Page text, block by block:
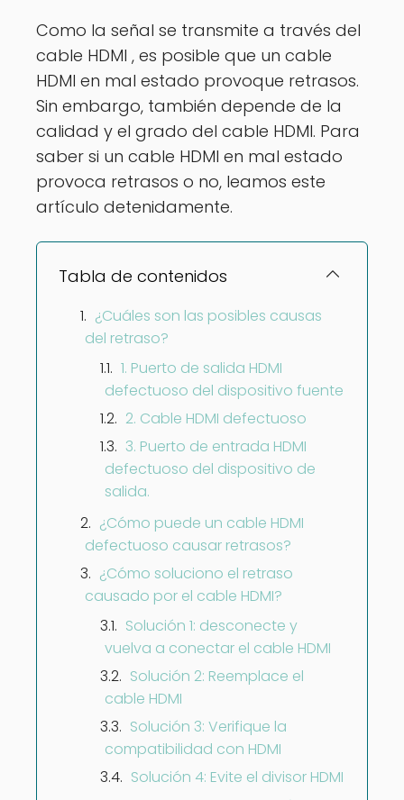
Como la señal se transmite a través del
cable HDMI , es posible que un cable
HDMI en mal estado provoque retrasos.
Sin embargo, también depende de la
calidad y el grado del cable HDMI. Para
saber si un cable HDMI en mal estado
provoca retrasos o no, leamos este
artículo detenidamente.
Tabla de contenidos
¿Cuáles son las posibles causas
del retraso?
1. Puerto de salida HDMI
defectuoso del dispositivo fuente
2. Cable HDMI defectuoso
3. Puerto de entrada HDMI
defectuoso del dispositivo de
salida.
¿Cómo puede un cable HDMI
defectuoso causar retrasos?
¿Cómo soluciono el retraso
causado por el cable HDMI?
Solución 1: desconecte y
vuelva a conectar el cable HDMI
Solución 2: Reemplace el
cable HDMI
Solución 3: Verifique la
compatibilidad con HDMI
Solución 4: Evite el divisor HDMI